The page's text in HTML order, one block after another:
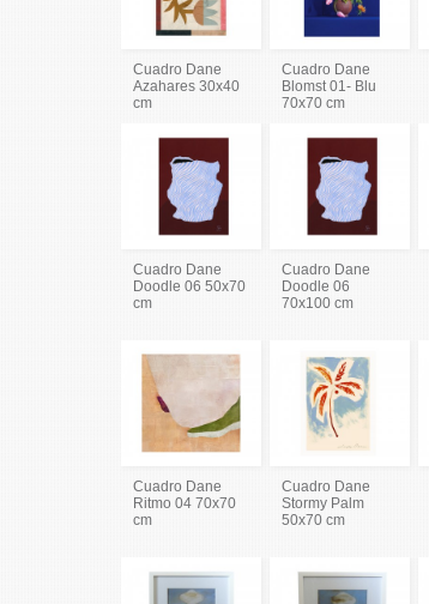
Cuadro Dane
Azahares 30x40
cm
Cuadro Dane
Blomst 01- Blu
70x70 cm
Cuadro Dane
Doodle 06 50x70
cm
Cuadro Dane
Doodle 06
70x100 cm
Cuadro Dane
Ritmo 04 70x70
cm
Cuadro Dane
Stormy Palm
50x70 cm